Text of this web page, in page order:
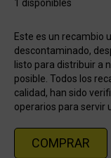
1 disponibles
Este es un recambio
descontaminado,
listo para distribuir a
posible. Todos los
calidad, han sido
operarios para servir
COMPRAR